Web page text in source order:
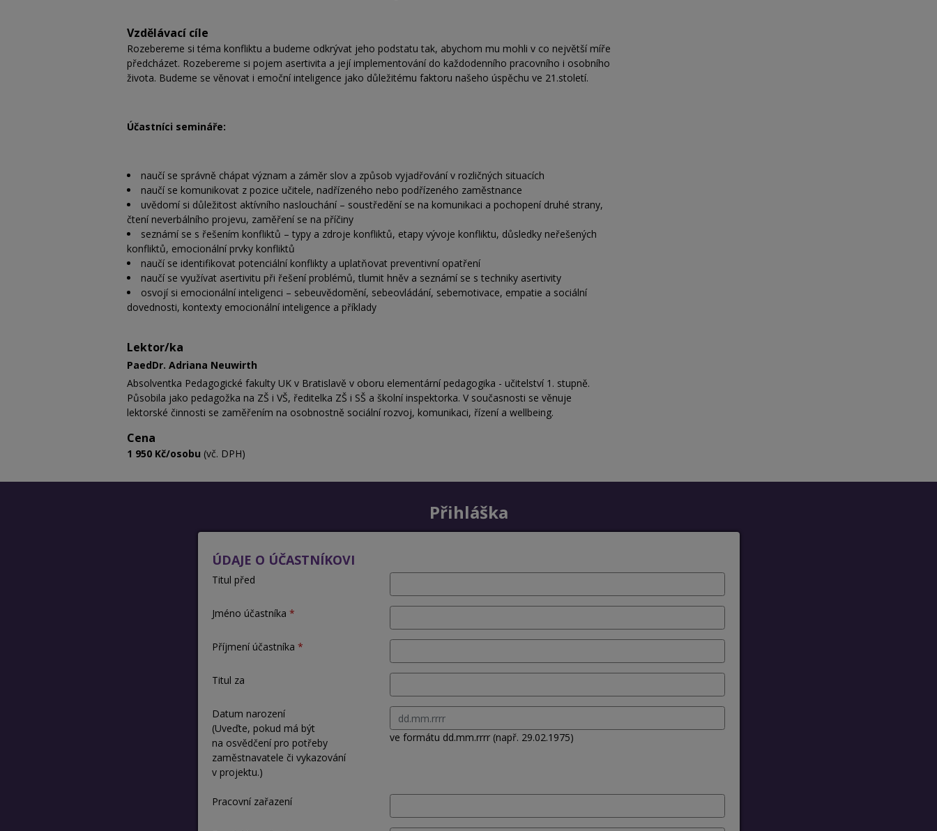
Vzdělávací cíle
Rozebereme si téma konfliktu a budeme odkrývat jeho podstatu tak, abychom mu mohli v co největší míře
předcházet. Rozebereme si pojem asertivita a její implementování do každodenního pracovního i osobního
života. Budeme se věnovat i emoční inteligence jako důležitému faktoru našeho úspěchu ve 21.století.
Účastníci semináře:
naučí se správně chápat význam a záměr slov a způsob vyjadřování v rozličných situacích
naučí se komunikovat z pozice učitele, nadřízeného nebo podřízeného zaměstnance
uvědomí si důležitost aktívního naslouchání – soustředění se na komunikaci a pochopení druhé strany,
čtení neverbálního projevu, zaměření se na příčiny
seznámí se s řešením konfliktů – typy a zdroje konfliktů, etapy vývoje konfliktu, důsledky neřešených
konfliktů, emocionální prvky konfliktů
naučí se identifikovat potenciální konflikty a uplatňovat preventivní opatření
naučí se využívat asertivitu při řešení problémů, tlumit hněv a seznámí se s techniky asertivity
osvojí si emocionální inteligenci – sebeuvědomění, sebeovládání, sebemotivace, empatie a sociální
dovednosti, kontexty emocionální inteligence a příklady
Lektor/ka
PaedDr. Adriana Neuwirth
Absolventka Pedagogické fakulty UK v Bratislavě v oboru elementární pedagogika - učitelství 1. stupně.
Působila jako pedagožka na ZŠ i VŠ, ředitelka ZŠ i SŠ a školní inspektorka. V současnosti se věnuje
lektorské činnosti se zaměřením na osobnostně sociální rozvoj, komunikaci, řízení a wellbeing.
Cena
1 950 Kč/osobu (vč. DPH)
Přihláška
ÚDAJE O ÚČASTNÍKOVI
Titul před
Jméno účastníka
Příjmení účastníka
Titul za
Datum narození
(Uveďte, pokud má být
na osvědčení pro potřeby
zaměstnavatele či vykazování
v projektu.)
ve formátu dd.mm.rrrr (např. 29.02.1975)
Pracovní zařazení